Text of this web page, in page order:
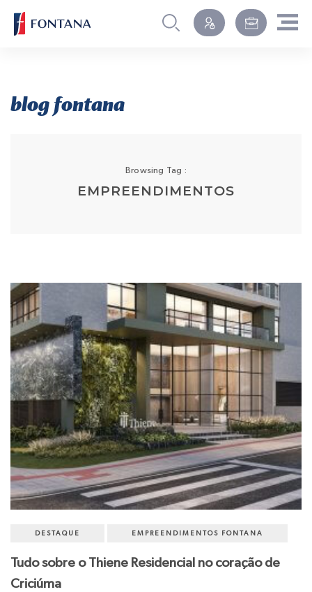
blog fontana
Browsing Tag :
EMPREENDIMENTOS
DESTAQUE EMPREENDIMENTOS FONTANA
Tudo sobre o Thiene Residencial no coração de
Criciúma